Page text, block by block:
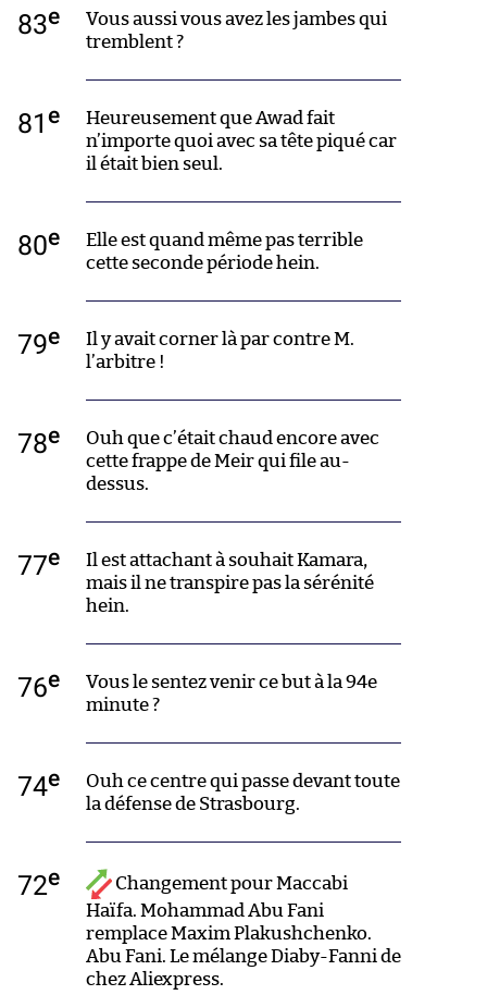
83e
Vous aussi vous avez les jambes qui
tremblent ?
81 e
Heureusement que Awad fait
n’importe quoi avec sa tête piqué car
il était bien seul.
80e
Elle est quand même pas terrible
cette seconde période hein.
79e
Il y avait corner là par contre M.
l’arbitre !
78e
Ouh que c’était chaud encore avec
cette frappe de Meir qui file au-
dessus.
77e
Il est attachant à souhait Kamara,
mais il ne transpire pas la sérénité
hein.
76e
Vous le sentez venir ce but à la 94e
minute ?
74e
Ouh ce centre qui passe devant toute
la défense de Strasbourg.
72e
Changement pour Maccabi
Haïfa. Mohammad Abu Fani
remplace Maxim Plakushchenko.
Abu Fani. Le mélange Diaby-Fanni de
chez Aliexpress.